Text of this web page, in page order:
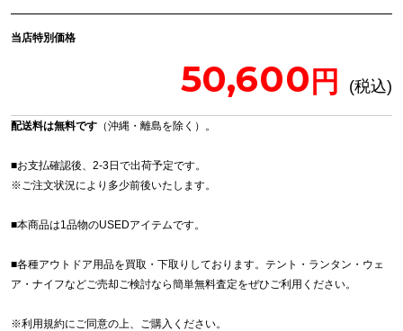
当店特別価格
50,600
配送料は無料です （沖縄・離島を除く）。
■お支払確認後、2-3日で出荷予定です。
※ご注文状況により多少前後いたします。
■本商品は1品物のUSEDアイテムです。
■各種アウトドア用品を買取・下取りしております。テント・ランタン・ウェ
ア・ナイフなどご売却ご検討なら簡単無料査定をぜひご利用ください。
※利用規約にご同意の上、ご購入ください。